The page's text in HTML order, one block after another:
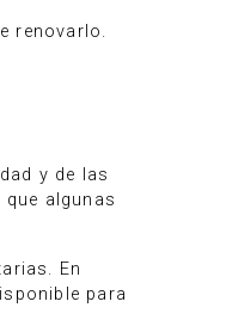
renovarlo.
y de las
algunas
En
para